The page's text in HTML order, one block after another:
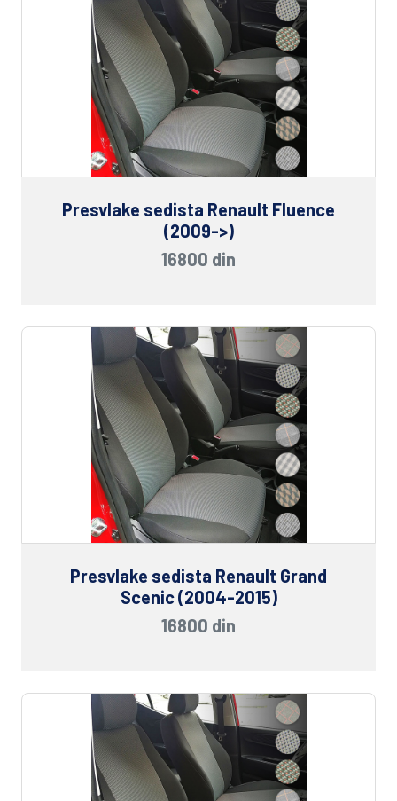
Presvlake sedista Renault Fluence
(2009->)
16800 din
Presvlake sedista Renault Grand
Scenic (2004-2015)
16800 din